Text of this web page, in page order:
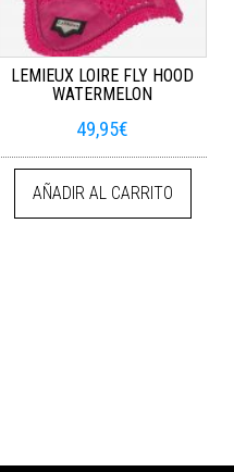
LEMIEUX LOIRE FLY HOOD
WATERMELON
49,95€
AÑADIR AL CARRITO